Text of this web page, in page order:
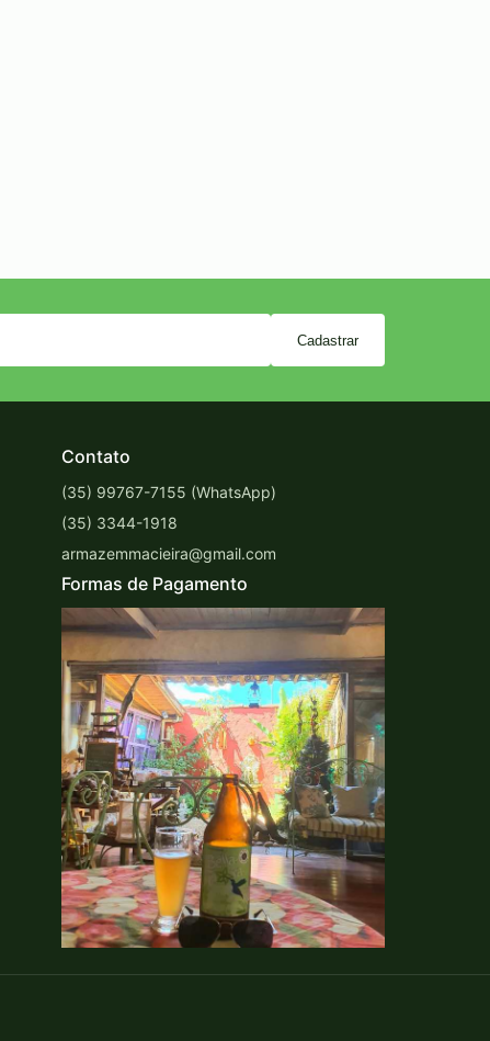
Cadastrar
Contato
(35) 99767-7155 (WhatsApp)
(35) 3344-1918
armazemmacieira@gmail.com
Formas de Pagamento